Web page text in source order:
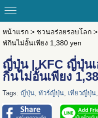
หน้าแรก> ชวนอร่อยรอบโลก>
ฟ่กินไม่อั้นเพียง 1,380 yen
ญี่ปุ่น | KFC ญี่ปุ่นเ
กินไม่อั้นเพียง
Tags: ญี่ปุ่น, ทัวร์ญี่ปุ่น, เที่ยวญี่ปุ่น,